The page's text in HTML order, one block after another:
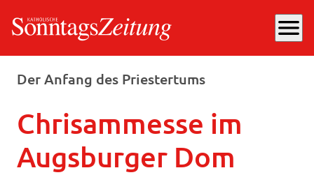
menu
Mittwoch, 16.04.2025, 16:53 Uhr
Der Anfang des Priestertums
Chrisammesse im
Augsburger Dom